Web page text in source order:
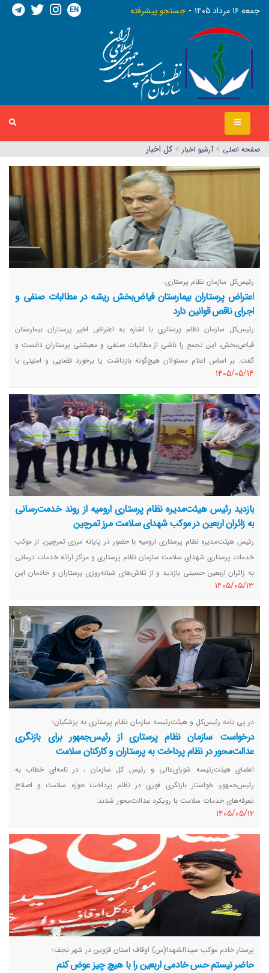
جمعه ١٦ مرداد ١٤٠٥ جستجو پیشرفته EN
صفحه اصلي > آرشیو اخبار > کل اخبار
رئیس‌کل سازمان نظام پرستاری:
اعتراض پرستاران بیمارستان فیاض‌بخش ریشه در مطالبات صنفی و
اجرای ناقص قوانین دارد
رئیس‌کل سازمان نظام پرستاری با اشاره به اعتراض اخیر پرستاران بیمارستان
فیاض‌بخش، این تجمع را ناشی از مطالبات صنفی و معیشتی پرستاران دانست و
گفت: بر اساس اعلام مسئولان هیچ‌گونه بازداشت یا برخورد قضایی و امنیتی با
پرستاران صورت نگرفته است.
١٤٠٥/٠٥/١٤
بازدید رئیس هیئت‌مدیره نظام پرستاری ارومیه از روند خدمت‌رسانی
به زائران اربعین در موکب شهدای سلامت مرز تمرچین
رئیس هیئت‌مدیره نظام پرستاری ارومیه با حضور در پایانه مرزی تمرچین، از موکب
خدمات پرستاری شهدای سلامت سازمان نظام پرستاری و مراکز ارائه خدمات درمانی
به زائران اربعین حسینی بازدید و از تلاش‌های شبانه‌روزی پرستاران و خادمان این
موکب‌ها قدردانی کرد.
١٤٠٥/٠٥/١٣
در پی نامه رئیس‌کل و هیئت‌رئیسه سازمان نظام پرستاری به پزشکیان؛
درخواست سازمان نظام پرستاری از رئیس‌جمهور برای بازنگری
عدالت‌محور در نظام پرداخت به پرستاران و کارکنان سلامت
اعضای هیئت‌رئیسه شورای‌عالی و رئیس کل سازمان ، در نامه‌ای خطاب به
رئیس‌جمهور، خواستار بازنگری فوری در نظام پرداخت حوزه سلامت و اصلاح
تعرفه‌های خدمات سلامت با رویکرد عدالت‌محور شدند.
١٤٠٥/٠٥/١٢
پرستار خادم موکب سیدالشهدا(س) اوقاف استان قزوین در شهر نجف؛
حاضر نیستم حس خادمی اربعین را با هیچ چیز عوض کنم